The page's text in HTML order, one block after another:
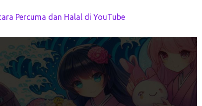
Percuma dan Halal di YouTube